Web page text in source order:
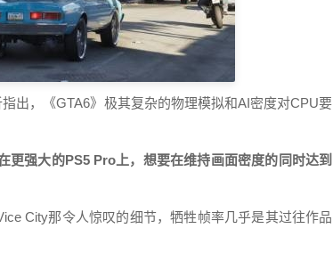
出，《GTA6》极其复杂的物理模拟和AI密度对CPU要
更强大的PS5 Pro上，想要在维持画面密度的同时达到
City那令人惊叹的细节，牺牲帧率几乎是其过往作品